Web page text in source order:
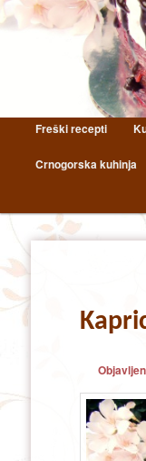
Main
Skip
to
primary
Skip
to
secondary
Freški recepti
Crnogorska kuhinja